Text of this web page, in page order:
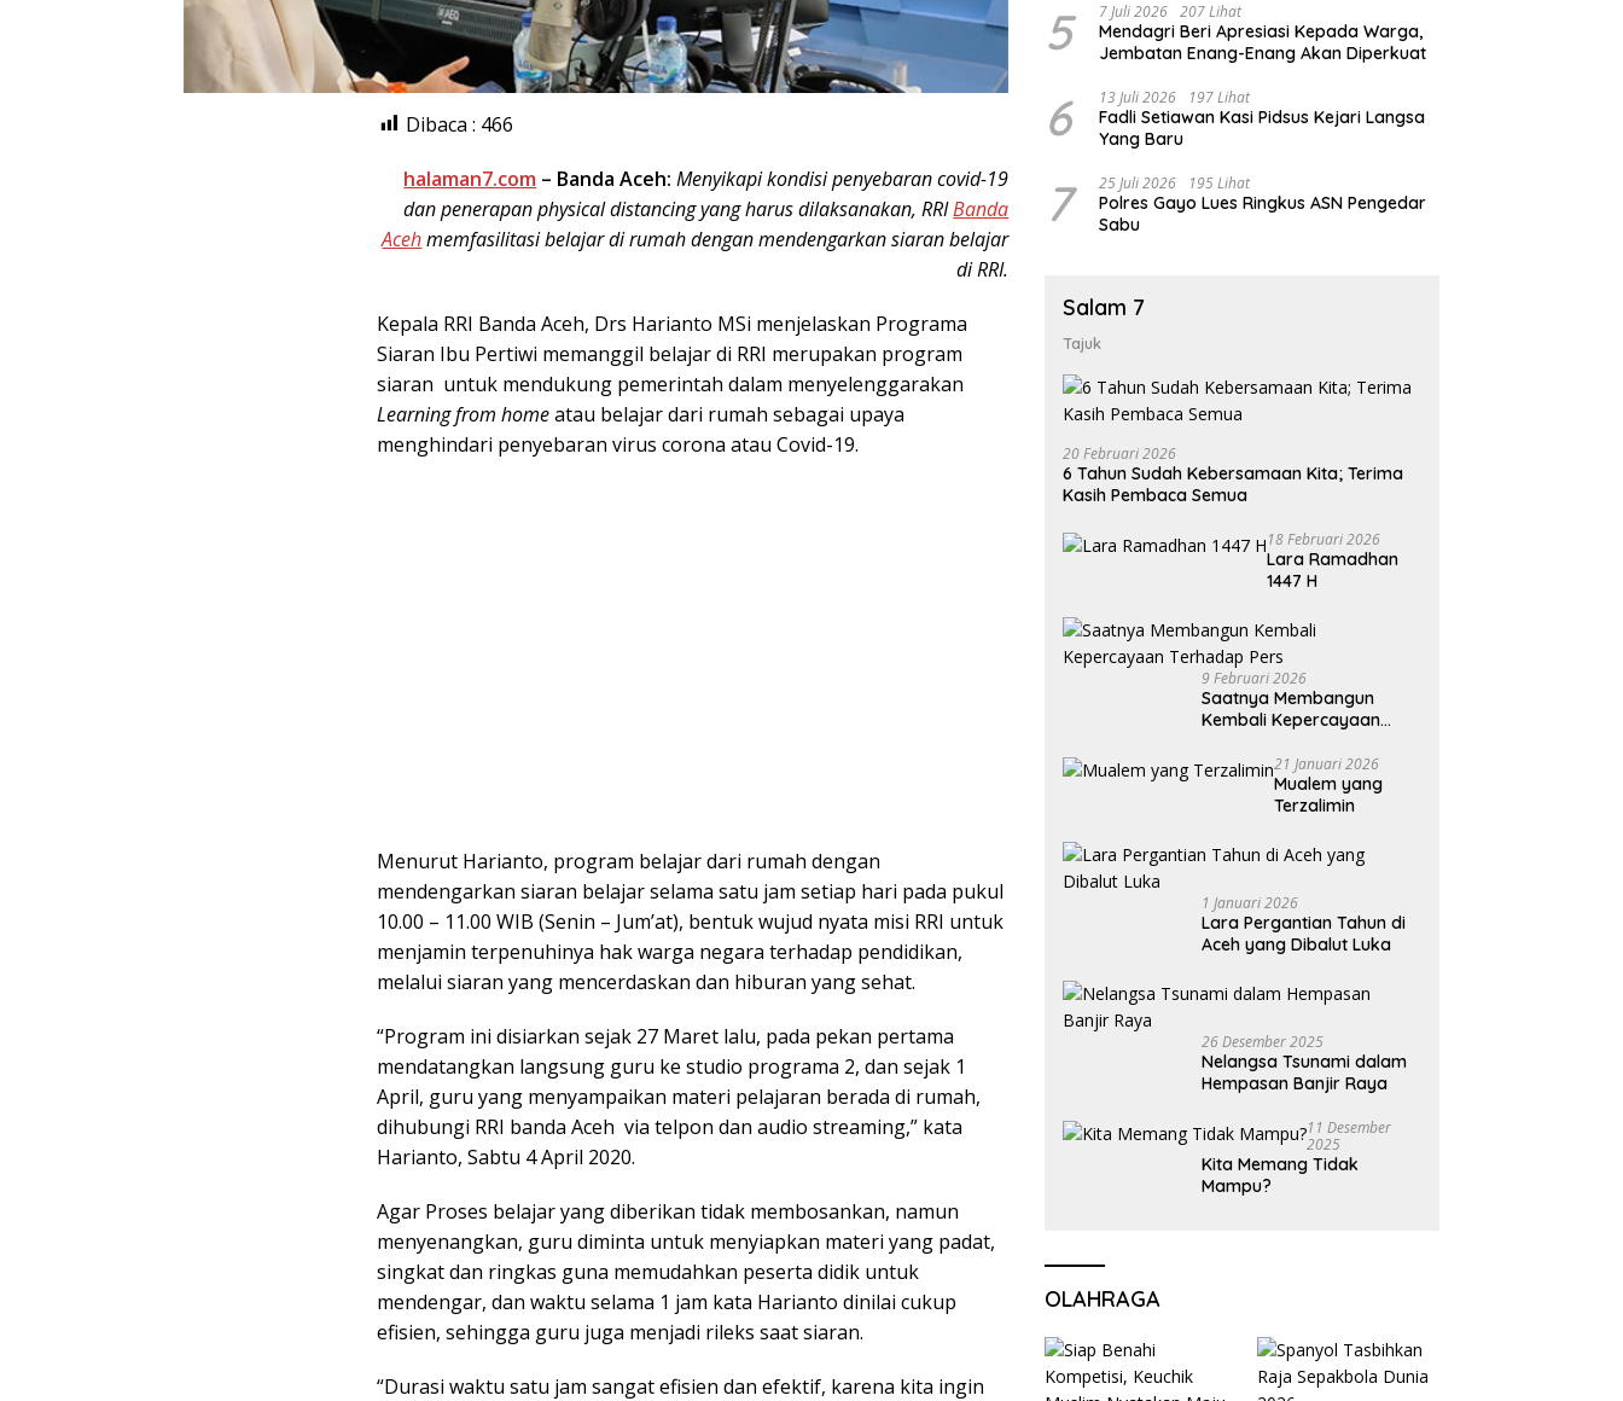
Dibaca : 466
halaman7.com – Banda Aceh: Menyikapi kondisi penyebaran covid-19
dan penerapan physical distancing yang harus dilaksanakan, RRIBanda
Acehmemfasilitasi belajar di rumah dengan mendengarkan siaran belajar
di RRI.
Kepala RRI Banda Aceh, Drs Harianto MSi menjelaskan Programa
Siaran Ibu Pertiwi memanggil belajar di RRI merupakan program
siaran untuk mendukung pemerintah dalam menyelenggarakan
Learning from homeatau belajar dari rumah sebagai upaya
menghindari penyebaran virus corona atau Covid-19.
Menurut Harianto, program belajar dari rumah dengan
mendengarkan siaran belajar selama satu jam setiap hari pada pukul
10.00 – 11.00 WIB (Senin – Jum’at), bentuk wujud nyata misi RRI untuk
menjamin terpenuhinya hak warga negara terhadap pendidikan,
melalui siaran yang mencerdaskan dan hiburan yang sehat.
“Program ini disiarkan sejak 27 Maret lalu, pada pekan pertama
mendatangkan langsung guru ke studio programa 2, dan sejak 1
April, guru yang menyampaikan materi pelajaran berada di rumah,
dihubungi RRI banda Aceh via telpon dan audio streaming,” kata
Harianto, Sabtu 4 April 2020.
Agar Proses belajar yang diberikan tidak membosankan, namun
menyenangkan, guru diminta untuk menyiapkan materi yang padat,
singkat dan ringkas guna memudahkan peserta didik untuk
mendengar, dan waktu selama 1 jam kata Harianto dinilai cukup
efisien, sehingga guru juga menjadi rileks saat siaran.
“Durasi waktu satu jam sangat efisien dan efektif, karena kita ingin
5 7 Juli 2026 207 Lihat
Mendagri Beri Apresiasi Kepada Warga,
Jembatan Enang-Enang Akan Diperkuat
6 13 Juli 2026 197 Lihat
Fadli Setiawan Kasi Pidsus Kejari Langsa
Yang Baru
7 25 Juli 2026 195 Lihat
Polres Gayo Lues Ringkus ASN Pengedar
Sabu
Salam 7
Tajuk
20 Februari 2026
6 Tahun Sudah Kebersamaan Kita; Terima
Kasih Pembaca Semua
18 Februari 2026
Lara Ramadhan
1447 H
9 Februari 2026
Saatnya Membangun
Kembali Kepercayaan
21 Januari 2026
Mualem yang
Terzalimin
1 Januari 2026
Lara Pergantian Tahun di
Aceh yang Dibalut Luka
26 Desember 2025
Nelangsa Tsunami dalam
Hempasan Banjir Raya
11 Desember
2025
Kita Memang Tidak
Mampu?
OLAHRAGA